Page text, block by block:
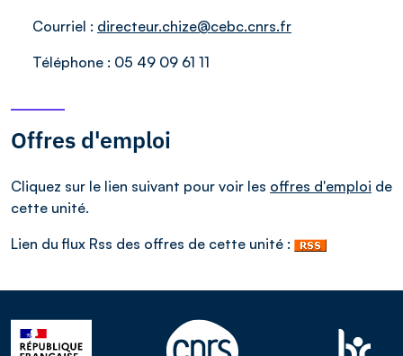
Courriel : directeur.chize@cebc.cnrs.fr
Téléphone : 05 49 09 61 11
Offres d'emploi
Cliquez sur le lien suivant pour voir les offres d'emploi de
cette unité.
Lien du flux Rss des offres de cette unité :